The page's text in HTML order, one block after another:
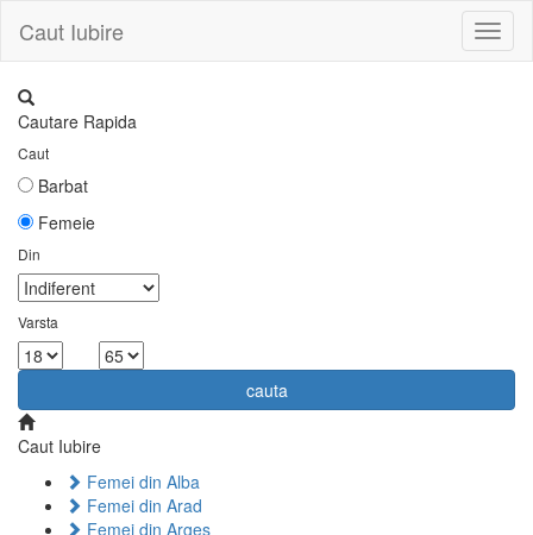
Caut Iubire
Cautare Rapida
Caut
Barbat
Femeie
Din
Varsta
cauta
Caut Iubire
Femei din Alba
Femei din Arad
Femei din Arges